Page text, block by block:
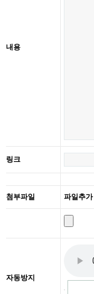
내용
링크
첨부파일 파일추가
자동방지